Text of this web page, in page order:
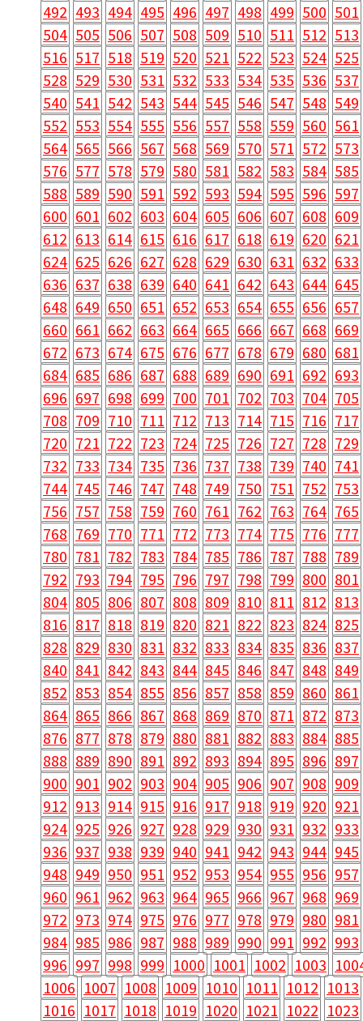
492 493 494 495 496 497 498 499 500 501
504 505 506 507 508 509 510 511 512 513
516 517 518 519 520 521 522 523 524 525
528 529 530 531 532 533 534 535 536 537
540 541 542 543 544 545 546 547 548 549
552 553 554 555 556 557 558 559 560 561
564 565 566 567 568 569 570 571 572 573
576 577 578 579 580 581 582 583 584 585
588 589 590 591 592 593 594 595 596 597
600 601 602 603 604 605 606 607 608 609
612 613 614 615 616 617 618 619 620 621
624 625 626 627 628 629 630 631 632 633
636 637 638 639 640 641 642 643 644 645
648 649 650 651 652 653 654 655 656 657
660 661 662 663 664 665 666 667 668 669
672 673 674 675 676 677 678 679 680 681
684 685 686 687 688 689 690 691 692 693
696 697 698 699 700 701 702 703 704 705
708 709 710 711 712 713 714 715 716 717
720 721 722 723 724 725 726 727 728 729
732 733 734 735 736 737 738 739 740 741
744 745 746 747 748 749 750 751 752 753
756 757 758 759 760 761 762 763 764 765
768 769 770 771 772 773 774 775 776 777
780 781 782 783 784 785 786 787 788 789
792 793 794 795 796 797 798 799 800 801
804 805 806 807 808 809 810 811 812 813
816 817 818 819 820 821 822 823 824 825
828 829 830 831 832 833 834 835 836 837
840 841 842 843 844 845 846 847 848 849
852 853 854 855 856 857 858 859 860 861
864 865 866 867 868 869 870 871 872 873
876 877 878 879 880 881 882 883 884 885
888 889 890 891 892 893 894 895 896 897
900 901 902 903 904 905 906 907 908 909
912 913 914 915 916 917 918 919 920 921
924 925 926 927 928 929 930 931 932 933
936 937 938 939 940 941 942 943 944 945
948 949 950 951 952 953 954 955 956 957
960 961 962 963 964 965 966 967 968 969
972 973 974 975 976 977 978 979 980 981
984 985 986 987 988 989 990 991 992 993
996 997 998 999 1000 1001 1002 1003
1006 1007 1008 1009 1010 1011 1012 1013
1016 1017 1018 1019 1020 1021 1022 1023